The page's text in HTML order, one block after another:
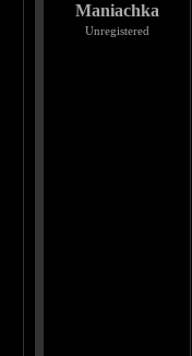
Maniachka
Unregistered